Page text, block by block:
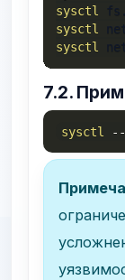
sysctl
sysctl
sysctl
7.2.
sysctl